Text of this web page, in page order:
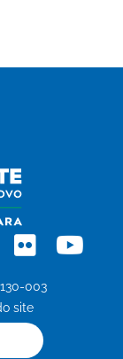
X Flickr
003
site